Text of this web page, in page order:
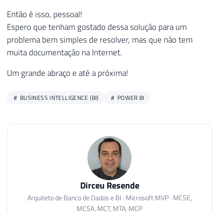
Então é isso, pessoal!
Espero que tenham gostado dessa solução para um
problema bem simples de resolver, mas que não tem
muita documentação na Internet.
Um grande abraço e até a próxima!
BUSINESS INTELLIGENCE (BI) POWER BI
Dirceu Resende
Arquiteto de Banco de Dados e BI · Microsoft MVP · MCSE,
MCSA, MCT, MTA, MCP